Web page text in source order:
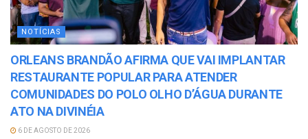
NOTÍCIAS
ORLEANS BRANDÃO AFIRMA QUE VAI IMPLANTAR
RESTAURANTE POPULAR PARA ATENDER
COMUNIDADES DO POLO OLHO D’ÁGUA DURANTE
ATO NA DIVINÉIA
6 DE AGOSTO DE 2026